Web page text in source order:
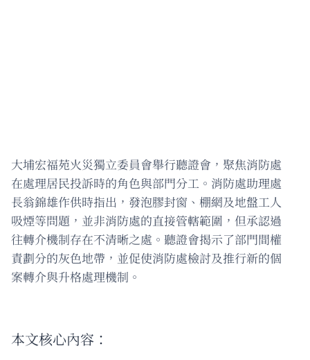
大埔宏福苑火災獨立委員會舉行聽證會，聚焦消防處
在處理居民投訴時的角色與部門分工。消防處助理處
長翁錦雄作供時指出，發泡膠封窗、棚網及地盤工人
吸煙等問題，並非消防處的直接管轄範圍，但承認過
往轉介機制存在不清晰之處。聽證會揭示了部門間權
責劃分的灰色地帶，並促使消防處檢討及推行新的個
案轉介與升格處理機制。
本文核心內容：